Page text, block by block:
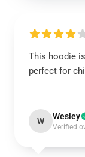
This hoodie
perfect for
W Wesley
Verified